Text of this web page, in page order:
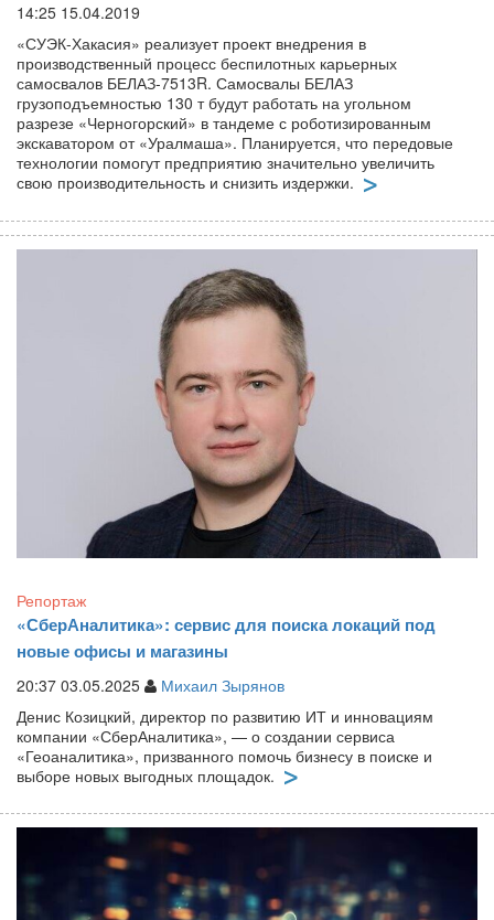
14:25 15.04.2019
«СУЭК-Хакасия» реализует проект внедрения в
производственный процесс беспилотных карьерных
самосвалов БЕЛАЗ-7513R. Самосвалы БЕЛАЗ
грузоподъемностью 130 т будут работать на угольном
разрезе «Черногорский» в тандеме с роботизированным
экскаватором от «Уралмаша». Планируется, что передовые
технологии помогут предприятию значительно увеличить
свою производительность и снизить издержки.
Репортаж
«СберАналитика»: сервис для поиска локаций под
новые офисы и магазины
20:37 03.05.2025
Михаил Зырянов
Денис Козицкий, директор по развитию ИТ и инновациям
компании «СберАналитика», — о создании сервиса
«Геоаналитика», призванного помочь бизнесу в поиске и
выборе новых выгодных площадок.